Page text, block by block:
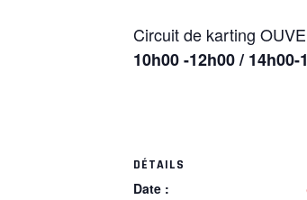
Circuit de karting
10h00 -12h00 / 14h00-
DÉTAILS
Date :